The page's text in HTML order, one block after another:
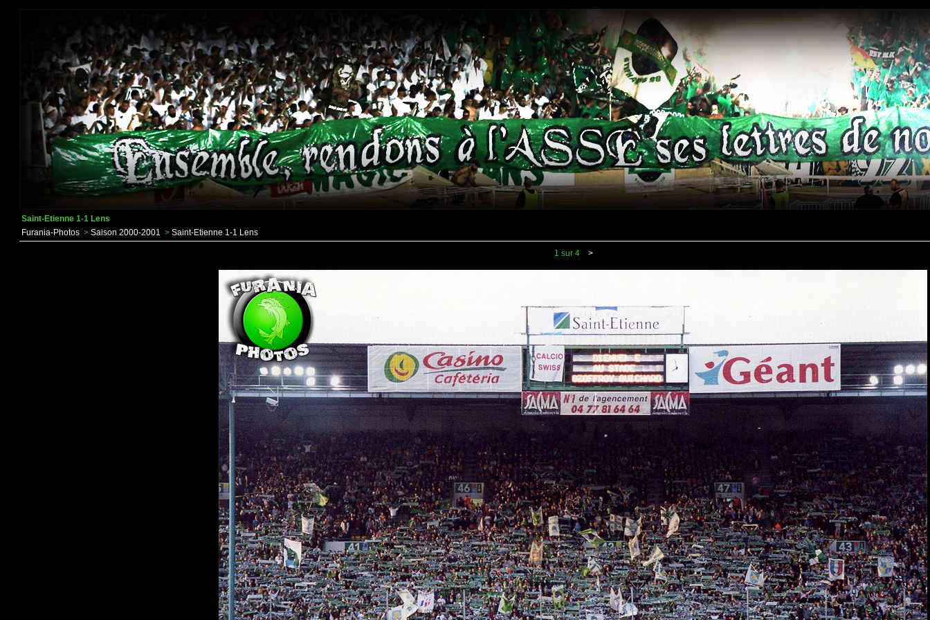
Saint-Etienne 1-1 Lens
Furania-Photos > Saison 2000-2001 > Saint-Etienne 1-1 Lens
1 sur 4 >